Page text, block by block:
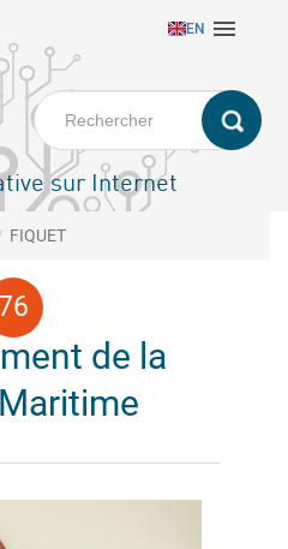
EN 
sur Internet
FIQUET
de la